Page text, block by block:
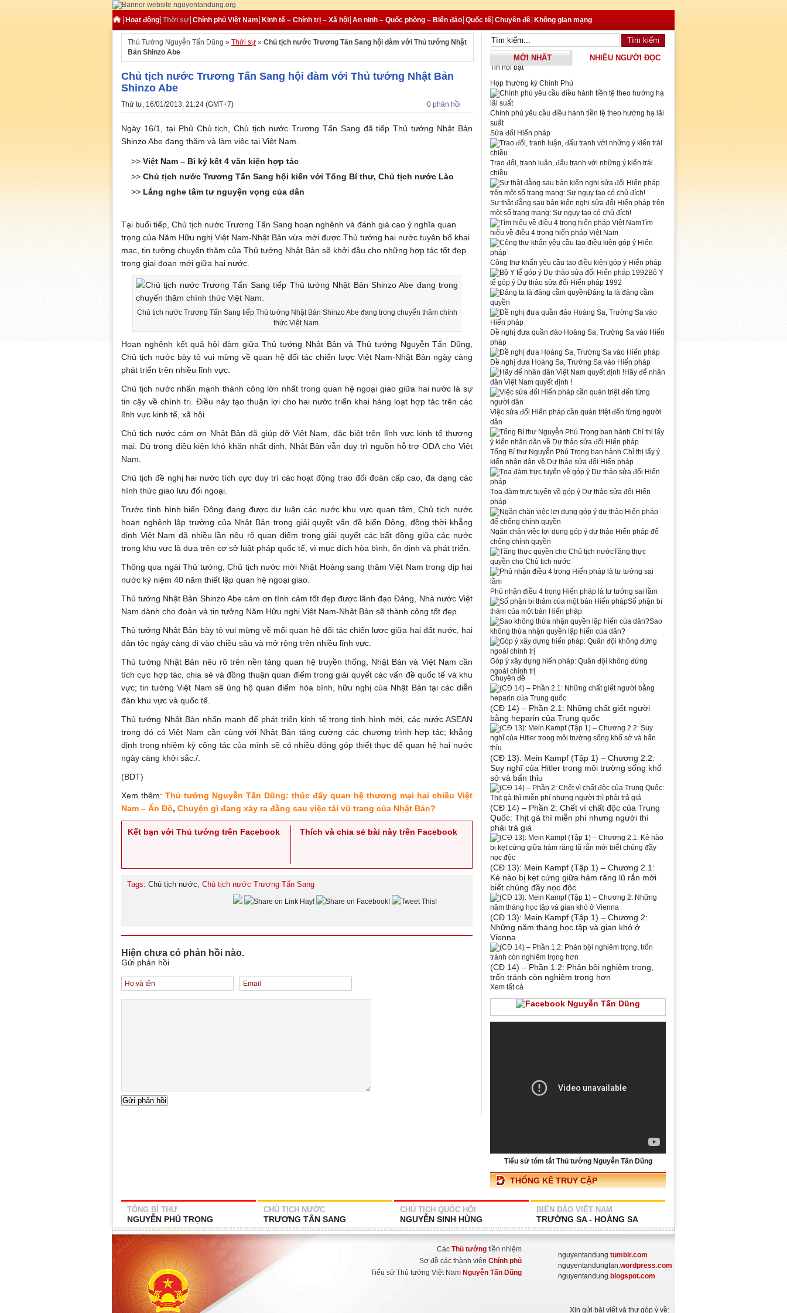
Hoạt động Thời sự Chính phủ Việt Nam Kinh tế – Chính trị – Xã hội An ninh – Quốc phòng – Biển đảo Quốc tế Chuyên đề Không gian mạng
Thủ Tướng Nguyễn Tấn Dũng » Thời sự » Chủ tịch nước Trương Tấn Sang hội đàm với Thủ tướng Nhật
Bản Shinzo Abe
Chủ tịch nước Trương Tấn Sang hội đàm với Thủ tướng Nhật Bản
Shinzo Abe
Thứ tư, 16/01/2013, 21:24 (GMT+7) 0 phản hồi
Ngày 16/1, tại Phủ Chủ tịch, Chủ tịch nước Trương Tấn Sang đã tiếp Thủ tướng Nhật Bản
Shinzo Abe đang thăm và làm việc tại Việt Nam.
>> Việt Nam – Bỉ ký kết 4 văn kiện hợp tác
>> Chủ tịch nước Trương Tấn Sang hội kiến với Tổng Bí thư, Chủ tịch nước Lào
>> Lắng nghe tâm tư nguyện vọng của dân
Tại buổi tiếp, Chủ tịch nước Trương Tấn Sang hoan nghênh và đánh giá cao ý nghĩa quan
trọng của Năm Hữu nghị Việt Nam-Nhật Bản vừa mới được Thủ tướng hai nước tuyên bố khai
mạc, tin tưởng chuyến thăm của Thủ tướng Nhật Bản sẽ khởi đầu cho những hợp tác tốt đẹp
trong giai đoạn mới giữa hai nước.
Chủ tịch nước Trương Tấn Sang tiếp Thủ tướng Nhật Bản Shinzo Abe đang trong chuyến thăm chính
thức Việt Nam.
Hoan nghênh kết quả hội đàm giữa Thủ tướng Nhật Bản và Thủ tướng Nguyễn Tấn Dũng,
Chủ tịch nước bày tỏ vui mừng về quan hệ đối tác chiến lược Việt Nam-Nhật Bản ngày càng
phát triển trên nhiều lĩnh vực.
Chủ tịch nước nhấn mạnh thành công lớn nhất trong quan hệ ngoại giao giữa hai nước là sự
tin cậy về chính trị. Điều này tạo thuận lợi cho hai nước triển khai hàng loạt hợp tác trên các
lĩnh vực kinh tế, xã hội.
Chủ tịch nước cám ơn Nhật Bản đã giúp đỡ Việt Nam, đặc biệt trên lĩnh vực kinh tế thương
mại. Dù trong điều kiện khó khăn nhất định, Nhật Bản vẫn duy trì nguồn hỗ trợ ODA cho Việt
Nam.
Chủ tịch đề nghị hai nước tích cực duy trì các hoạt động trao đổi đoàn cấp cao, đa dạng các
hình thức giao lưu đối ngoại.
Trước tình hình biển Đông đang được dư luận các nước khu vực quan tâm, Chủ tịch nước
hoan nghênh lập trường của Nhật Bản trong giải quyết vấn đề biển Đông, đồng thời khẳng
định Việt Nam đã nhiều lần nêu rõ quan điểm trong giải quyết các bất đồng giữa các nước
trong khu vực là dựa trên cơ sở luật pháp quốc tế, vì mục đích hòa bình, ổn định và phát triển.
Thông qua ngài Thủ tướng, Chủ tịch nước mời Nhật Hoàng sang thăm Việt Nam trong dịp hai
nước kỷ niệm 40 năm thiết lập quan hệ ngoại giao.
Thủ tướng Nhật Bản Shinzo Abe cảm ơn tình cảm tốt đẹp được lãnh đạo Đảng, Nhà nước Việt
Nam dành cho đoàn và tin tưởng Năm Hữu nghị Việt Nam-Nhật Bản sẽ thành công tốt đẹp.
Thủ tướng Nhật Bản bày tỏ vui mừng về mối quan hệ đối tác chiến lược giữa hai đất nước, hai
dân tộc ngày càng đi vào chiều sâu và mở rộng trên nhiều lĩnh vực.
Thủ tướng Nhật Bản nêu rõ trên nền tảng quan hệ truyền thống, Nhật Bản và Việt Nam cần
tích cực hợp tác, chia sẻ và đồng thuận quan điểm trong giải quyết các vấn đề quốc tế và khu
vực; tin tưởng Việt Nam sẽ ủng hộ quan điểm hòa bình, hữu nghị của Nhật Bản tại các diễn
đàn khu vực và quốc tế.
Thủ tướng Nhật Bản nhấn mạnh để phát triển kinh tế trong tình hình mới, các nước ASEAN
trong đó có Việt Nam cần cùng với Nhật Bản tăng cường các chương trình hợp tác; khẳng
định trong nhiệm kỳ công tác của mình sẽ có nhiều đóng góp thiết thực để quan hệ hai nước
ngày càng khởi sắc./.
(BDT)
Xem thêm: Thủ tướng Nguyễn Tấn Dũng: thúc đẩy quan hệ thương mại hai chiều Việt
Nam – Ấn Độ, Chuyện gì đang xảy ra đằng sau việc tái vũ trang của Nhật Bản?
Kết bạn với Thủ tướng trên Facebook Thích và chia sẻ bài này trên Facebook
Tags: Chủ tịch nước, Chủ tịch nước Trương Tấn Sang
Hiện chưa có phản hồi nào.
Gửi phản hồi
MỚI NHẤT NHIỀU NGƯỜI ĐỌC
Tin nổi bật
Họp thường kỳ Chính Phủ
Chính phủ yêu cầu điều hành tiền tệ theo hướng hạ lãi
suất
Sửa đổi Hiến pháp
Trao đổi, tranh luận, đấu tranh với những ý kiến trái
chiều
Sự thật đằng sau bản kiến nghị sửa đổi Hiến pháp trên
một số trang mạng: Sự ngụy tạo có chủ đích!
Tìm
hiểu về điều 4 trong hiến pháp Việt Nam
Công thư khẩn yêu cầu tạo điều kiện góp ý Hiến pháp
Bộ Y
tế góp ý Dự thảo sửa đổi Hiến pháp 1992
Đảng ta là đảng cầm
quyền
Đề nghị đưa quần đảo Hoàng Sa, Trường Sa vào Hiến
pháp
Đề nghị đưa Hoàng Sa, Trường Sa vào Hiến pháp
Hãy để nhân
dân Việt Nam quyết định !
Việc sửa đổi Hiến pháp cần quán triệt đến từng người
dân
Tổng Bí thư Nguyễn Phú Trọng ban hành Chỉ thị lấy ý
kiến nhân dân về Dự thảo sửa đổi Hiến pháp
Tọa đàm trực tuyến về góp ý Dự thảo sửa đổi Hiến
pháp
Ngăn chặn việc lợi dụng góp ý dự thảo Hiến pháp để
chống chính quyền
Tăng thực
quyền cho Chủ tịch nước
Phủ nhận điều 4 trong Hiến pháp là tư tưởng sai lầm
Số phận bi
thảm của một bản Hiến pháp
Sao
không thừa nhận quyền lập hiến của dân?
Góp ý xây dựng hiến pháp: Quân đội không đứng
ngoài chính trị
Chuyên đề
(CĐ 14) – Phần 2.1: Những chất giết người
bằng heparin của Trung quốc
(CĐ 13): Mein Kampf (Tập 1) – Chương 2.2:
Suy nghĩ của Hitler trong môi trường sống khổ
sở và bẩn thỉu
(CĐ 14) – Phần 2: Chết vì chất độc của Trung
Quốc: Thịt gà thì miễn phí nhưng người thì
phải trả giá
(CĐ 13): Mein Kampf (Tập 1) – Chương 2.1:
Kẻ nào bị kẹt cứng giữa hàm răng lũ rắn mới
biết chúng đầy nọc độc
(CĐ 13): Mein Kampf (Tập 1) – Chương 2:
Những năm tháng học tập và gian khó ở
Vienna
(CĐ 14) – Phần 1.2: Phản bội nghiêm trọng,
trốn tránh còn nghiêm trọng hơn
Xem tất cả
Tiểu sử tóm tắt Thủ tướng Nguyễn Tấn Dũng
THỐNG KÊ TRUY CẬP
TỔNG BÍ THƯ
NGUYỄN PHÚ TRỌNG
CHỦ TỊCH NƯỚC
TRƯƠNG TẤN SANG
CHỦ TỊCH QUỐC HỘI
NGUYỄN SINH HÙNG
BIỂN ĐẢO VIỆT NAM
TRƯỜNG SA - HOÀNG SA
Các Thủ tướng tiền nhiệm
Sơ đồ các thành viên Chính phủ
Tiểu sử Thủ tướng Việt Nam Nguyễn Tấn Dũng
nguyentandung.tumblr.com
nguyentandungfan.wordpress.com
nguyentandung.blogspot.com
Xin gửi bài viết và thư góp ý về: